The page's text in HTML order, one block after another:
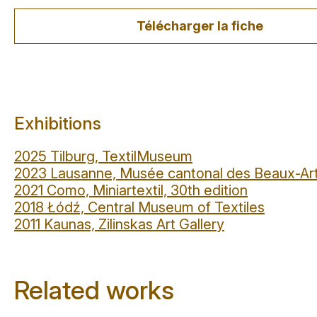
Télécharger la fiche
Exhibitions
2025 Tilburg, TextilMuseum
2023 Lausanne, Musée cantonal des Beaux-
2021 Como, Miniartextil, 30th edition
2018 Łódź, Central Museum of Textiles
2011 Kaunas, Zilinskas Art Gallery
Related works